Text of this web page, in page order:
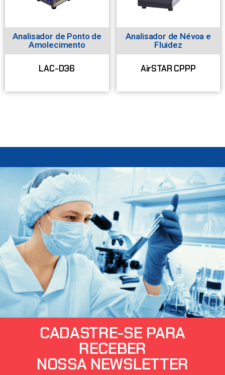
Analisador de Ponto de
Amolecimento
LAC-D36
Analisador de Névoa e
Fluidez
AirSTAR CPPP
CADASTRE-SE PARA
RECEBER
NOSSA NEWSLETTER